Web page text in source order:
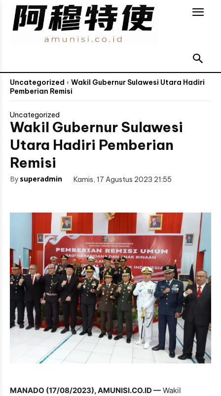
Uncategorized
Wakil Gubernur Sulawesi Utara Hadiri
Pemberian Remisi
Uncategorized
Wakil Gubernur Sulawesi
Utara Hadiri Pemberian
Remisi
By superadmin Kamis, 17 Agustus 2023 21:55
MANADO (17/08/2023), AMUNISI.CO.ID — Wakil